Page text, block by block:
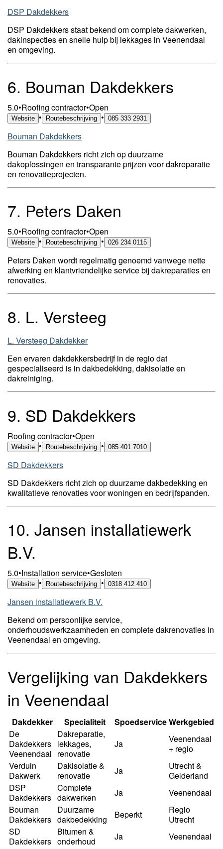
DSP Dakdekkers
DSP Dakdekkers staat bekend om complete dakwerken,
dakinspecties en snelle hulp bij lekkages in Veenendaal
en omgeving.
6. Bouman Dakdekkers
5.0•Roofing contractor•Open
Website • Routebeschrijving • 085 333 2931
Bouman Dakdekkers
Bouman Dakdekkers richt zich op duurzame
dakoplossingen en transparante prijzen voor dakreparatie
en renovatieprojecten.
7. Peters Daken
5.0•Roofing contractor•Open
Website • Routebeschrijving • 026 234 0115
Peters Daken wordt regelmatig genoemd vanwege nette
afwerking en klantvriendelijke service bij dakreparaties en
renovaties.
8. L. Versteeg
L. Versteeg Dakdekker
Een ervaren dakdekkersbedrijf in de regio dat
gespecialiseerd is in dakbedekking, dakisolatie en
dakreiniging.
9. SD Dakdekkers
Roofing contractor•Open
Website • Routebeschrijving • 085 401 7010
SD Dakdekkers
SD Dakdekkers richt zich op duurzame dakbedekking en
kwalitatieve renovaties voor woningen en bedrijfspanden.
10. Jansen installatiewerk
B.V.
5.0•Installation service•Gesloten
Website • Routebeschrijving • 0318 412 410
Jansen installatiewerk B.V.
Bekend om persoonlijke service,
onderhoudswerkzaamheden en complete dakrenovaties in
Veenendaal en omgeving.
Vergelijking van Dakdekkers
in Veenendaal
Dakdekker Specialiteit SpoedserviceWerkgebied
De
Dakdekkers
Veenendaal
Dakreparatie,
lekkages,
renovatie
Ja
Veenendaal
+ regio
Verduin
Dakwerk
Dakisolatie &
renovatie
Ja
Utrecht &
Gelderland
DSP
Dakdekkers
Complete
dakwerken
Ja
Veenendaal
Bouman
Dakdekkers
Duurzame
dakbedekking
Beperkt
Regio
Utrecht
SD
Dakdekkers
Bitumen &
onderhoud
Ja Veenendaal